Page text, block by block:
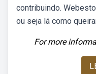
contribuindo.
ou seja lá como
For more